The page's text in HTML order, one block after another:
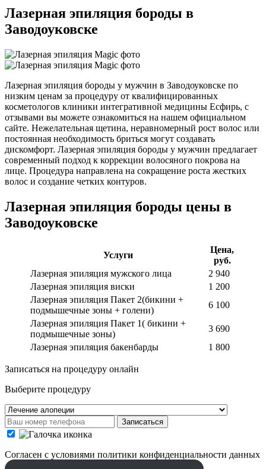
Лазерная эпиляция бороды в
Заводоуковске
Лазерная эпиляция бороды у мужчин в Заводоуковске по
низким ценам за процедуру от квалифицированных
косметологов клиники интегративной медицины Есфирь, с
отзывами вы можете ознакомиться на нашем официальном
сайте. Нежелательная щетина, неравномерный рост волос или
постоянная необходимость бриться могут создавать
дискомфорт. Лазерная эпиляция бороды у мужчин предлагает
современный подход к коррекции волосяного покрова на
лице. Процедура направлена на сокращение роста жестких
волос и создание четких контуров.
Лазерная эпиляция бороды цены в
Заводоуковске
Услуги
Цена,
руб.
Лазерная эпиляция мужского лица
2 940
Лазерная эпиляция виски
1 200
Лазерная эпиляция Пакет 2(бикини +
подмышечные зоны + голени)
6 100
Лазерная эпиляция Пакет 1( бикини +
подмышечные зоны)
3 690
Лазерная эпиляция бакенбарды
1 800
Записаться на процедуру онлайн
Выберите процедуру
Записаться
Cогласен с условиями политики конфиденциальности данных